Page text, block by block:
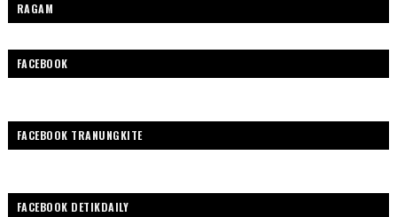
RAGAM
FACEBOOK
FACEBOOK TRANUNGKITE
FACEBOOK DETIKDAILY